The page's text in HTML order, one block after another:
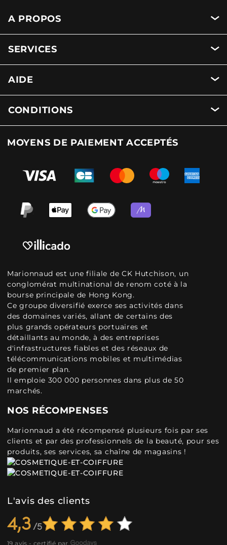
A PROPOS
SERVICES
AIDE
CONDITIONS
MOYENS DE PAIEMENT ACCEPTÉS
Marionnaud est une filiale de CK Hutchison, un
conglomérat multinational de renom coté à la
bourse principale de Hong Kong.
Ce groupe diversifié exerce ses activités dans
des domaines variés, allant de certains des
plus grands opérateurs portuaires et
détaillants au monde, à des entreprises
d'infrastructures fiables et des réseaux de
télécommunications mobiles et multimédias
de premier plan.
Il emploie 300 000 personnes dans plus de 50
marchés.
NOS RÉCOMPENSES
Marionnaud a été récompensé plusieurs fois par ses
clients et par des professionnels de la beauté, pour ses
produits, ses services, sa chaîne de magasins !
L'avis des clients
4,3
19 avis - certifié par